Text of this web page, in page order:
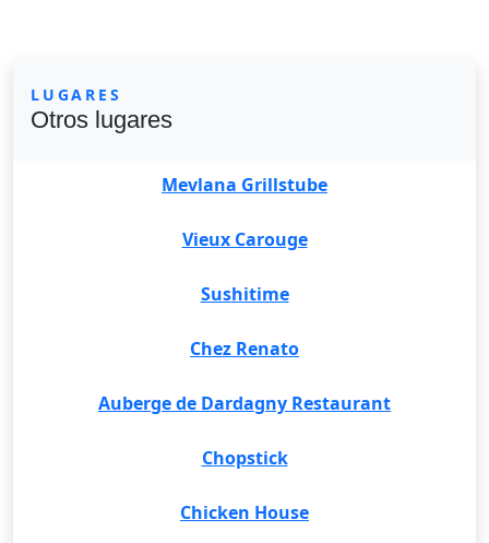
LUGARES
Otros lugares
Mevlana Grillstube
Vieux Carouge
Sushitime
Chez Renato
Auberge de Dardagny Restaurant
Chopstick
Chicken House